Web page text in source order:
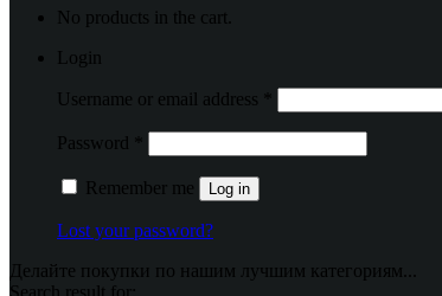
No products in the cart.
Login
Username or email address
Password
Remember me Log in
Lost your password?
Делайте покупки по нашим лучшим категориям...
Search result for: